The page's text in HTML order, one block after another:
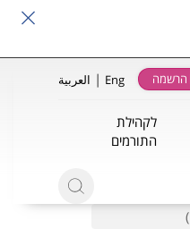
הרשמה Eng
| العربية
לקהילת
התורמים